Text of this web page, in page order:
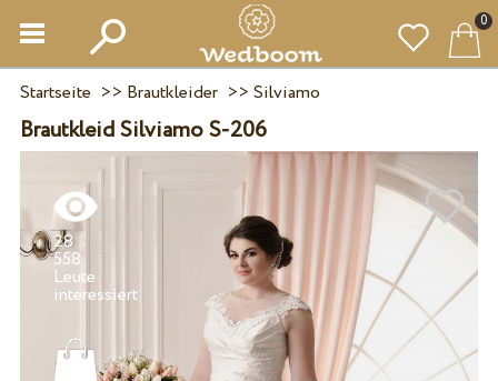
0
Startseite >> Brautkleider>> Silviamo
Brautkleid Silviamo S-206
28
558
Leute